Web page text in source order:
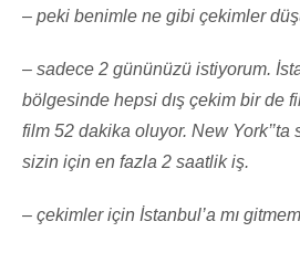
– peki benimle ne gibi çekimler
– sadece 2 gününüzü istiyorum.
bölgesinde hepsi dış çekim bir de
film 52 dakika oluyor. New York’’ta
sizin için en fazla 2 saatlik iş.
– çekimler için İstanbul’a mı